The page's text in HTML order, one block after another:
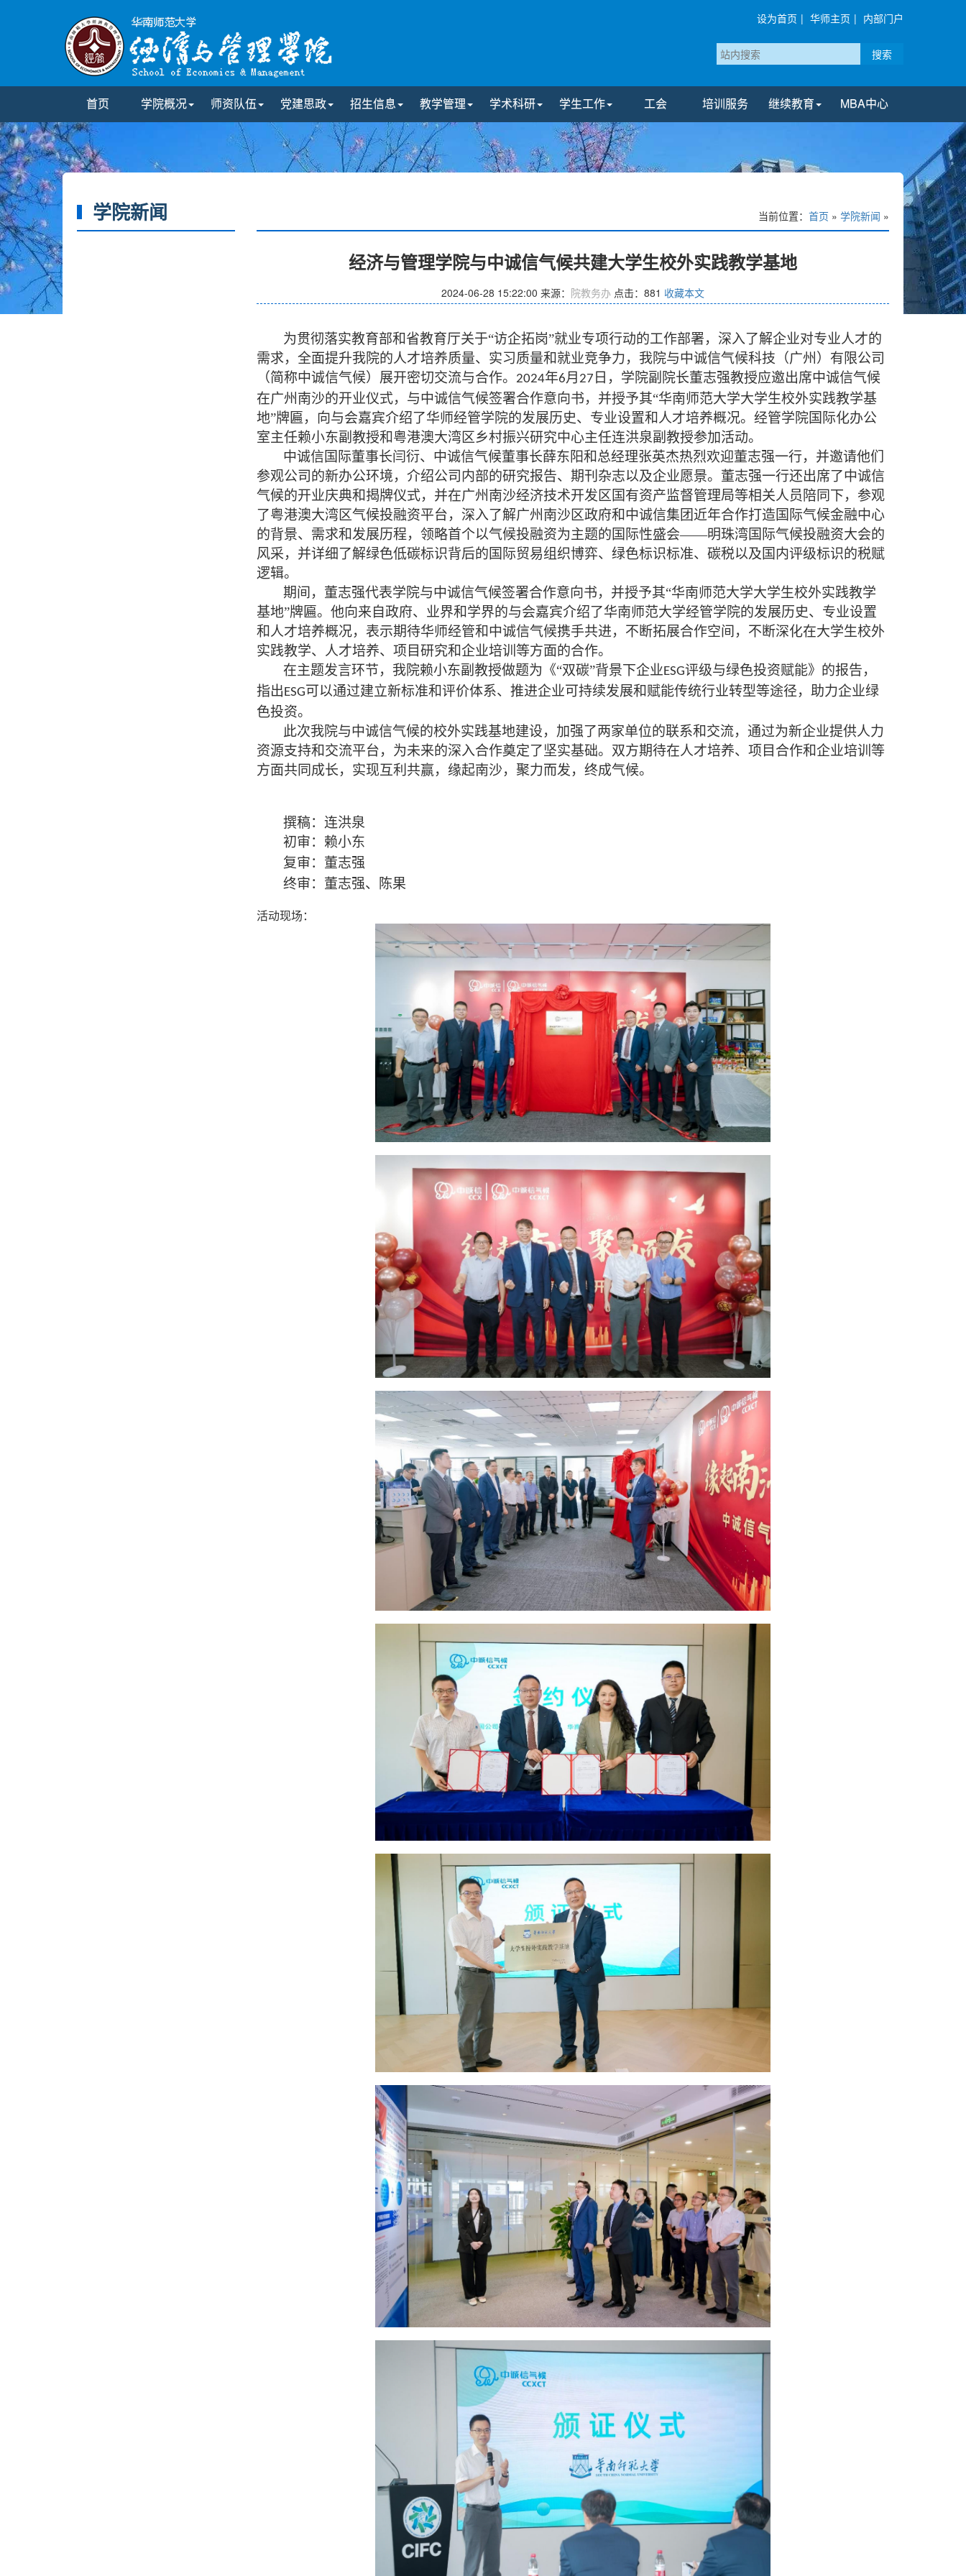
设为首页 | 华师主页 | 内部门户
搜索
首页 学院概况 师资队伍 党建思政 招生信息 教学管理 学术科研 学生工作 工会 培训服务 继续教育 MBA中心
学院新闻 当前位置： 首页 » 学院新闻 »
经济与管理学院与中诚信气候共建大学生校外实践教学基地
2024-06-28 15:22:00 来源： 院教务办 点击： 881 收藏本文
为贯彻落实教育部和省教育厅关于“访企拓岗”就业专项行动的工作部署，深入了解企业对专业人才的
需求，全面提升我院的人才培养质量、实习质量和就业竞争力，我院与中诚信气候科技（广州）有限公司
（简称中诚信气候）展开密切交流与合作。 2024年6月 27 日，学院副院长董志强教授应邀出席中诚信气候
在广州南沙的开业仪式，与中诚信气候签署合作意向书，并授予其“华南师范大学大学生校外实践教学基
地”牌匾，向与会嘉宾介绍了华师经管学院的发展历史、专业设置和人才培养概况。经管学院国际化办公
室主任赖小东副教授和粤港澳大湾区乡村振兴研究中心主任连洪泉副教授参加活动。
中诚信国际董事长闫衍、中诚信气候董事长薛东阳和总经理张英杰热烈欢迎董志强一行，并邀请他们
参观公司的新办公环境，介绍公司内部的研究报告、期刊杂志以及企业愿景。董志强一行还出席了中诚信
气候的开业庆典和揭牌仪式，并在广州南沙经济技术开发区国有资产监督管理局等相关人员陪同下，参观
了粤港澳大湾区气候投融资平台，深入了解广州南沙区政府和中诚信集团近年合作打造国际气候金融中心
的背景、需求和发展历程，领略首个以气候投融资为主题的国际性盛会——明珠湾国际气候投融资大会的
风采，并详细了解绿色低碳标识背后的国际贸易组织博弈、绿色标识标准、碳税以及国内评级标识的税赋
逻辑。
期间，董志强代表学院与中诚信气候签署合作意向书，并授予其“华南师范大学大学生校外实践教学
基地”牌匾。他向来自政府、业界和学界的与会嘉宾介绍了华南师范大学经管学院的发展历史、专业设置
和人才培养概况，表示期待华师经管和中诚信气候携手共进，不断拓展合作空间，不断深化在大学生校外
实践教学、人才培养、项目研究和企业培训等方面的合作。
在主题发言环节，我院赖小东副教授做题为《“双碳”背景下企业ESG评级与绿色投资赋能》的报告，
指出ESG 可以通过建立新标准和评价体系、推进企业可持续发展和赋能传统行业转型等途径，助力企业绿
色投资。
此次我院与中诚信气候的校外实践基地建设，加强了两家单位的联系和交流，通过为新企业提供人力
资源支持和交流平台，为未来的深入合作奠定了坚实基础。双方期待在人才培养、项目合作和企业培训等
方面共同成长，实现互利共赢，缘起南沙，聚力而发，终成气候。
撰稿：连洪泉
初审：赖小东
复审：董志强
终审：董志强、陈果
活动现场：